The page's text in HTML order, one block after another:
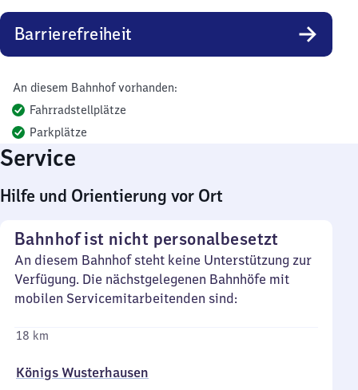
Barrierefreiheit
An diesem Bahnhof vorhanden:
Fahrradstellplätze
Parkplätze
Service
Hilfe und Orientierung vor Ort
Bahnhof ist nicht personalbesetzt
An diesem Bahnhof steht keine Unterstützung zur
Verfügung. Die nächstgelegenen Bahnhöfe mit
mobilen Servicemitarbeitenden sind:
18 km
Königs Wusterhausen